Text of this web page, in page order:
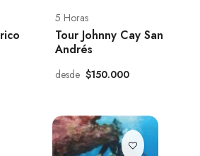
5 Horas
Tour Johnny Cay San
Andrés
desde $150.000